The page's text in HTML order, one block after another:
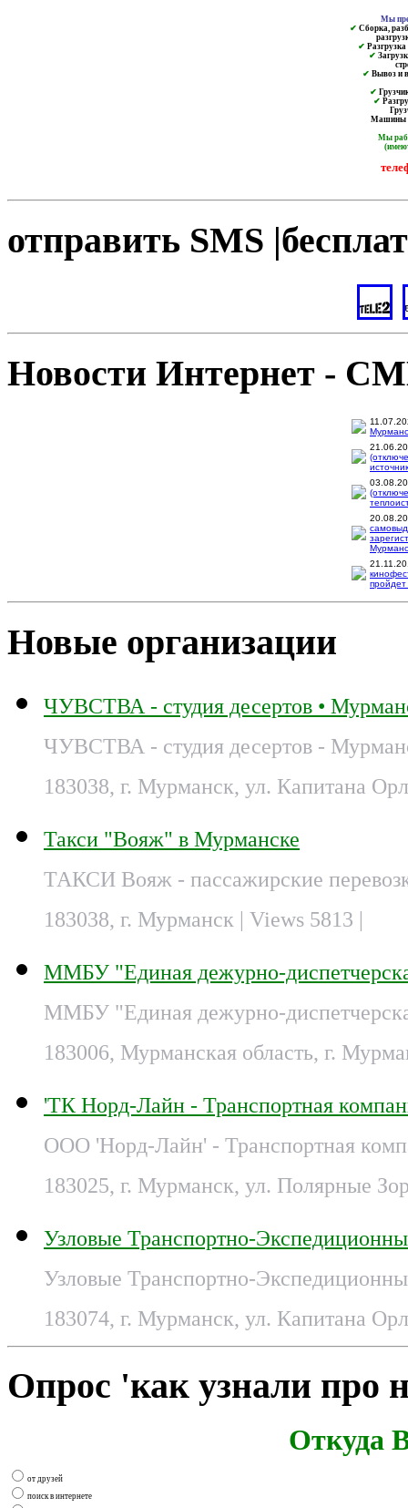
Мы
✔ Сборка,
✔ Разгрузка
✔
✔ Вывоз и
✔
✔
Машины
Мы
отправить SMS
Новости Интернет -
Новые организации
ЧУВСТВА - студия десертов •
ЧУВСТВА - студия десертов -
183038, г. Мурманск, ул. Капитана
Такси "Вояж" в Мурманске
ТАКСИ Вояж - пассажирские
183038, г. Мурманск | Views 5813 |
ММБУ "Единая дежурно-
ММБУ "Единая дежурно-
183006, Мурманская область, г.
'ТК Норд-Лайн - Транспортная
ООО 'Норд-Лайн' - Транспортная
183025, г. Мурманск, ул. Полярные
Узловые Транспортно-
Узловые Транспортно-
183074, г. Мурманск, ул. Капитана
Опрос 'как узнали про
Откуда
от друзей
поиск в интернете